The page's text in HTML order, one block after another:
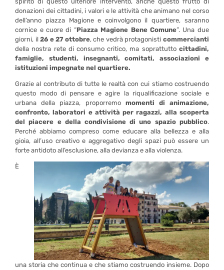
donazioni dei cittadini, i valori e le attività che animano nel corso
dell’anno piazza Magione e coinvolgono il quartiere, saranno
cornice e cuore di “Piazza Magione Bene Comune”. Una due
giorni, il26 e 27 ottobre, che vedrà protagonisti commercianti
della nostra rete di consumo critico, ma soprattutto cittadini,
famiglie, studenti, insegnanti, comitati, associazioni e
istituzioni impegnate nel quartiere.
Grazie al contributo di tutte le realtà con cui stiamo costruendo
questo modo di pensare e agire la riqualificazione sociale e
urbana della piazza, proporremo momenti di animazione,
confronto, laboratori e attività per ragazzi, alla scoperta
del piacere e della condivisione di uno spazio pubblico.
Perché abbiamo compreso come educare alla bellezza e alla
gioia, all’uso creativo e aggregativo degli spazi può essere un
forte antidoto all’esclusione, alla devianza e alla violenza.
È
una storia che continua e che stiamo costruendo insieme. Dopo